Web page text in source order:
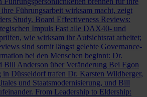
Führungsarbeit wirksam macht, zeigt
Study. Board Effectiveness Reviews:
Impuls Fast alle DAX40- und
wie wirksam ihr Aufsichtsrat arbeitet;
sind somit längst gelebte Governance-
bei den Menschen beginnt: Dr.
Bill Anderson über Veränderung Bei Egon
in Düsseldorf trafen Dr. Karsten Wildberger,
und Staatsmodernisierung, und Bill
From Leadership to Eldership: